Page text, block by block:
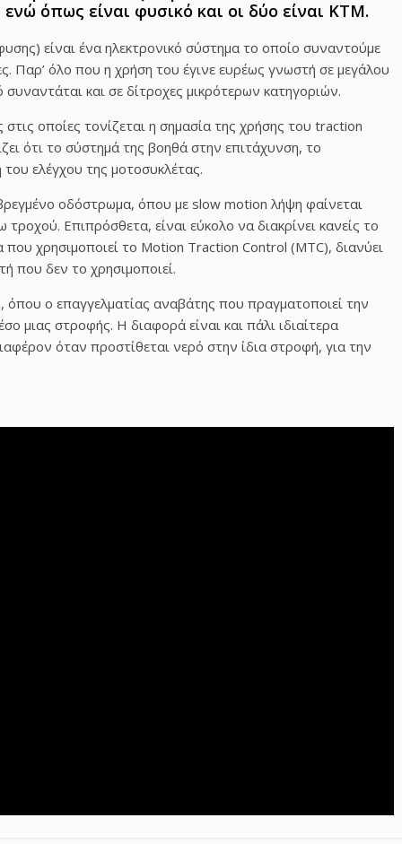
όπως είναι φυσικό και οι δύο είναι KTM.
είναι ένα ηλεκτρονικό σύστημα το οποίο συναντούμε
Παρ’ όλο που η χρήση του έγινε ευρέως γνωστή σε μεγάλου
και σε δίτροχες μικρότερων κατηγοριών.
οποίες τονίζεται η σημασία της χρήσης του traction
ότι το σύστημά της βοηθά στην επιτάχυνση, το
του ελέγχου της μοτοσυκλέτας.
οδόστρωμα, όπου με slow motion λήψη φαίνεται
Επιπρόσθετα, είναι εύκολο να διακρίνει κανείς το
χρησιμοποιεί το Motion Traction Control (MTC), διανύει
που δεν το χρησιμοποιεί.
όπου ο επαγγελματίας αναβάτης που πραγματοποιεί την
μιας στροφής. Η διαφορά είναι και πάλι ιδιαίτερα
όταν προστίθεται νερό στην ίδια στροφή, για την